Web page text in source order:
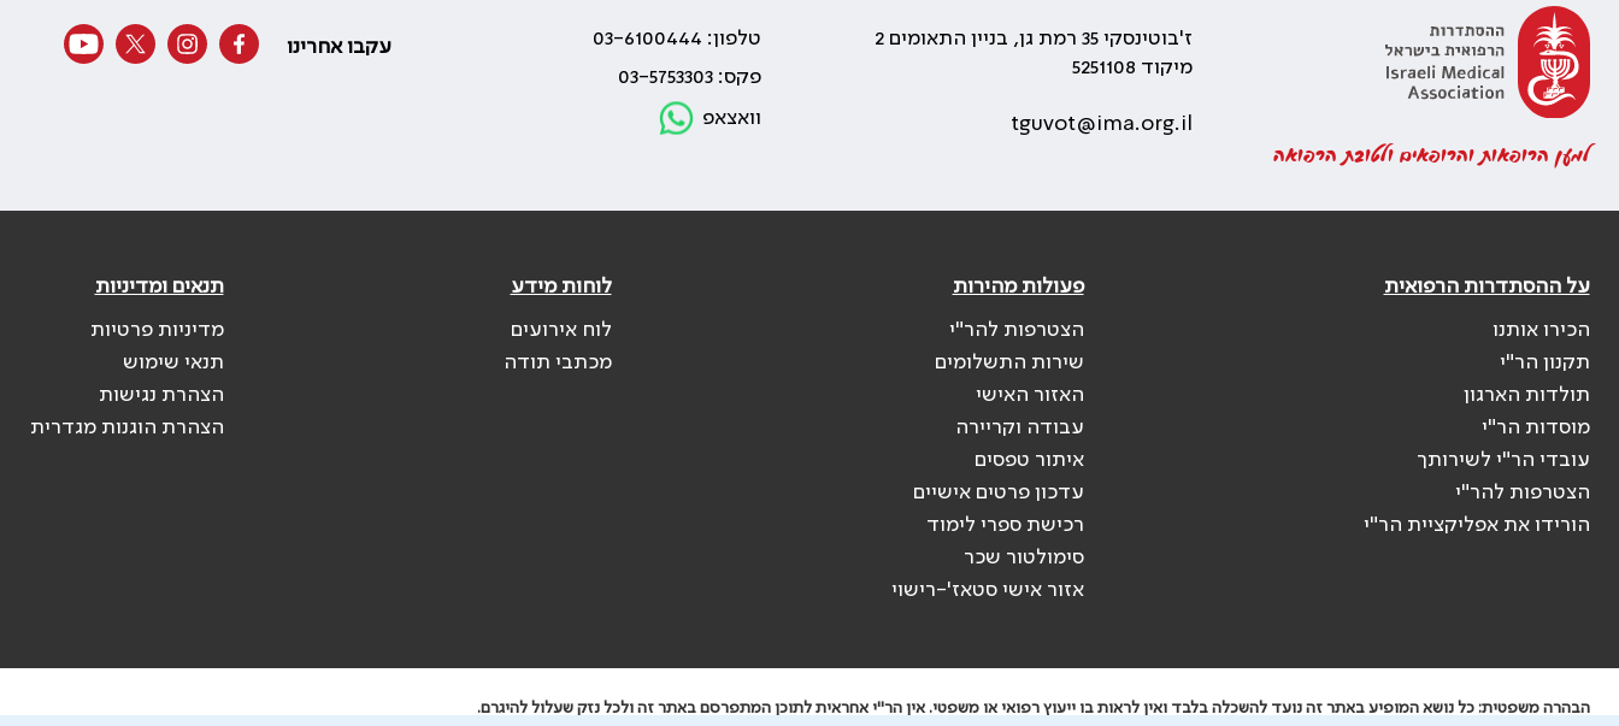
למען הרופאות והרופאים ולטובת הרפואה
ז'בוטינסקי 35 רמת גן, בניין התאומים 2
מיקוד 5251108
tguvot@ima.org.il
טלפון: 03-6100444
פקס: 03-5753303
וואצאפ
עקבו אחרינו
על ההסתדרות הרפואית
הכירו אותנו
תקנון הר"י
תולדות הארגון
מוסדות הר"י
עובדי הר"י לשירותך
הצטרפות להר"י
הורידו את אפליקציית הר"י
פעולות מהירות
הצטרפות להר"י
שירות התשלומים
האזור האישי
עבודה וקריירה
איתור טפסים
עדכון פרטים אישיים
רכישת ספרי לימוד
סימולטור שכר
אזור אישי סטאז'-רישוי
לוחות מידע
לוח אירועים
מכתבי תודה
תנאים ומדיניות
מדיניות פרטיות
תנאי שימוש
הצהרת נגישות
הצהרת הוגנות מגדרית
הבהרה משפטית: כל נושא המופיע באתר זה נועד להשכלה בלבד ואין לראות בו ייעוץ רפואי או משפטי. אין הר"י אחראית לתוכן המתפרסם באתר זה ולכל נזק שעלול להיגרם.